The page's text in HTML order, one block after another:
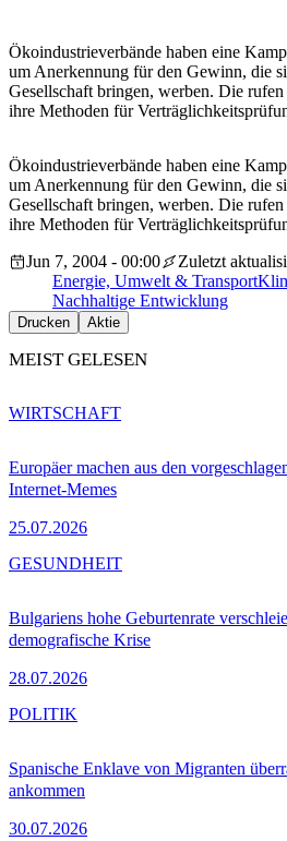
Ökoindustrieverbände haben eine
um Anerkennung für den Gewinn, die
Gesellschaft bringen, werben. Die
ihre Methoden für
Ökoindustrieverbände haben eine
um Anerkennung für den Gewinn, die
Gesellschaft bringen, werben. Die
ihre Methoden für
Jun 7, 2004 - 00:00
Zuletzt
Energie, Umwelt & Transport
Nachhaltige Entwicklung
Drucken Aktie
MEIST GELESEN
Europäer machen aus den
Internet-Memes
25.07.2026
WIRTSCHAFT
Bulgariens hohe Geburtenrate
demografische Krise
28.07.2026
GESUNDHEIT
Spanische Enklave von Migranten
ankommen
30.07.2026
POLITIK